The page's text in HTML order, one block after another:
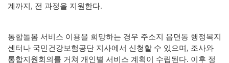
계까지, 전 과정을 지원한다.
통합돌봄 서비스 이용을 희망하는 경우 주소지 읍면동 행정복지
센터나 국민건강보험공단 지사에서 신청할 수 있으며, 조사와
통합지원회의를 거쳐 개인별 서비스 계획이 수립된다. 이후 정